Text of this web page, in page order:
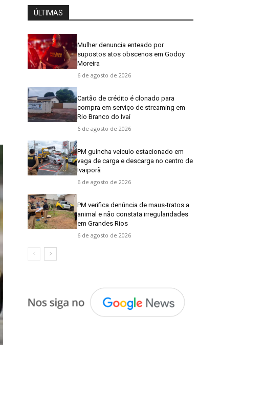
ÚLTIMAS
Mulher denuncia enteado por
supostos atos obscenos em Godoy
Moreira
6 de agosto de 2026
Cartão de crédito é clonado para
compra em serviço de streaming em
Rio Branco do Ivaí
6 de agosto de 2026
PM guincha veículo estacionado em
vaga de carga e descarga no centro de
Ivaiporã
6 de agosto de 2026
PM verifica denúncia de maus-tratos a
animal e não constata irregularidades
em Grandes Rios
6 de agosto de 2026